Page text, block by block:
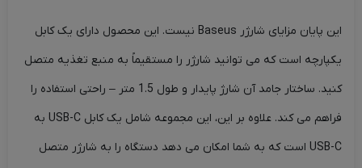
این پایان مزایای شارژر Baseus نیست. این محصول دارای یک کابل
یکپارچه است که می توانید شارژر را مستقیماً به منبع تغذیه متصل
کنید. ساختار جامد آن شارژ پایدار و طول 1.5 متر – راحتی استفاده را
فراهم می کند. علاوه بر این، این مجموعه شامل یک کابل USB-C به
USB-C است که به شما امکان می دهد دستگاه را به شارژر متصل